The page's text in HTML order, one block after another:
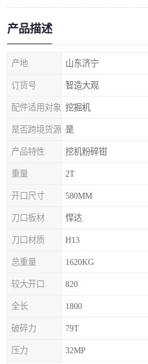
产品描述
产地 山东济宁
订货号 智造大观
配件适用对象 挖掘机
是否跨境货源 是
产品特性 挖机粉碎钳
重量 2T
开口尺寸 580MM
刀口板材 悍达
刀口材质 H13
总重量 1620KG
较大开口 820
全长 1800
破碎力 79T
压力 32MP